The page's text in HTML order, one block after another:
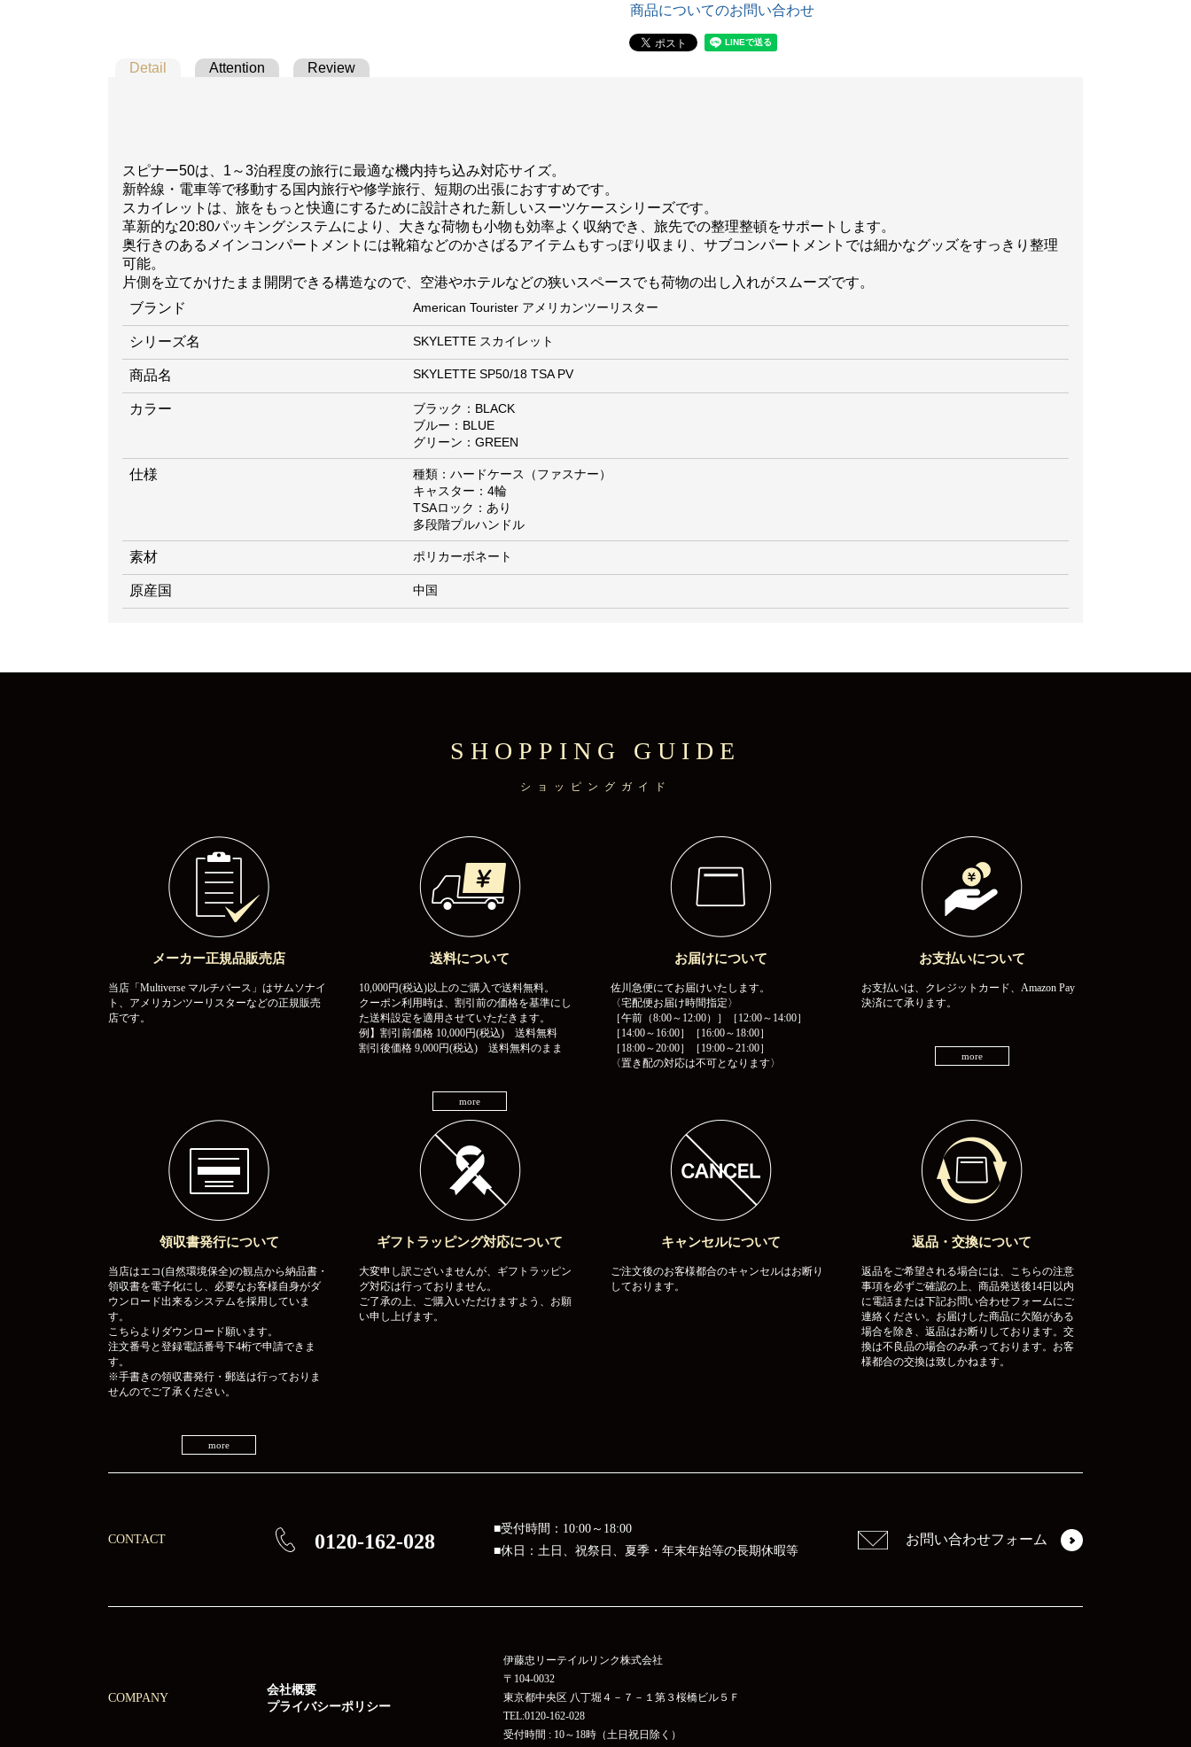
商品についてのお問い合わせ
Detail Attention Review
スピナー50は、1～3泊程度の旅行に最適な機内持ち込み対応サイズ。
新幹線・電車等で移動する国内旅行や修学旅行、短期の出張におすすめです。
スカイレットは、旅をもっと快適にするために設計された新しいスーツケースシリーズです。
革新的な20:80パッキングシステムにより、大きな荷物も小物も効率よく収納でき、旅先での整理整頓をサポートします。
奥行きのあるメインコンパートメントには靴箱などのかさばるアイテムもすっぽり収まり、サブコンパートメントでは細かなグッズをすっきり整理
可能。
片側を立てかけたまま開閉できる構造なので、空港やホテルなどの狭いスペースでも荷物の出し入れがスムーズです。
ブランド
American Tourister アメリカンツーリスター
シリーズ名 SKYLETTE スカイレット
商品名 SKYLETTE SP50/18 TSA PV
カラー
ブラック：BLACK
ブルー：BLUE
グリーン：GREEN
仕様
種類：ハードケース（ファスナー）
キャスター：4輪
TSAロック：あり
多段階プルハンドル
素材 ポリカーボネート
原産国 中国
SHOPPING GUIDE
ショッピングガイド
メーカー正規品販売店
当店「Multiverse マルチバース」はサムソナイ
ト、アメリカンツーリスターなどの正規販売
店です。
送料について
10,000円(税込)以上のご購入で送料無料。
クーポン利用時は、割引前の価格を基準にし
た送料設定を適用させていただきます。
例】割引前価格 10,000円(税込) 送料無料
割引後価格 9,000円(税込) 送料無料のまま
more
お届けについて
佐川急便にてお届けいたします。
〈宅配便お届け時間指定〉
［午前（8:00～12:00）］［12:00～14:00］
［14:00～16:00］［16:00～18:00］
［18:00～20:00］［19:00～21:00］
〈置き配の対応は不可となります〉
お支払いについて
お支払いは、クレジットカード、Amazon Pay
決済にて承ります。
more
領収書発行について
当店はエコ(自然環境保全)の観点から納品書・
領収書を電子化にし、必要なお客様自身がダ
ウンロード出来るシステムを採用していま
す。
こちらよりダウンロード願います。
注文番号と登録電話番号下4桁で申請できま
す。
※手書きの領収書発行・郵送は行っておりま
せんのでご了承ください。
more
ギフトラッピング対応について
大変申し訳ございませんが、ギフトラッピン
グ対応は行っておりません。
ご了承の上、ご購入いただけますよう、お願
い申し上げます。
キャンセルについて
ご注文後のお客様都合のキャンセルはお断り
しております。
返品・交換について
返品をご希望される場合には、こちらの注意
事項を必ずご確認の上、商品発送後14日以内
に電話または下記お問い合わせフォームにご
連絡ください。お届けした商品に欠陥がある
場合を除き、返品はお断りしております。交
換は不良品の場合のみ承っております。お客
様都合の交換は致しかねます。
CONTACT 0120-162-028
■受付時間：10:00～18:00
■休日：土日、祝祭日、夏季・年末年始等の長期休暇等
お問い合わせフォーム
COMPANY
会社概要
プライバシーポリシー
伊藤忠リーテイルリンク株式会社
〒104-0032
東京都中央区 八丁堀４－７－１第３桜橋ビル５Ｆ
TEL:0120-162-028
受付時間 : 10～18時（土日祝日除く）